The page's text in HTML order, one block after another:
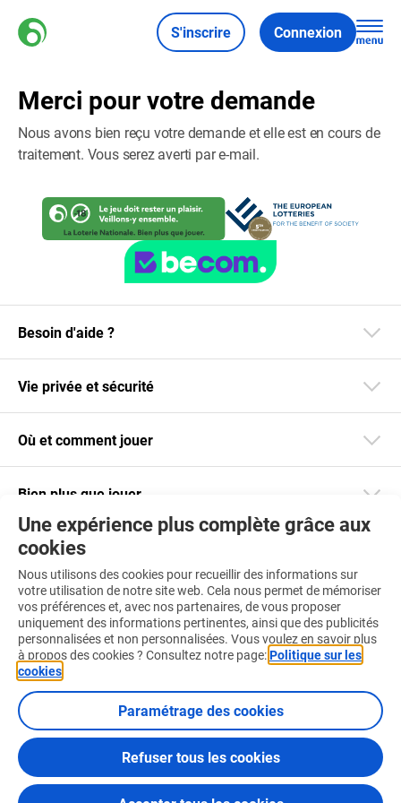
S'inscrire Connexion
Merci pour votre demande
Nous avons bien reçu votre demande et elle est en cours de
traitement. Vous serez averti par e-mail.
Une expérience plus complète grâce aux
cookies
Nous utilisons des cookies pour recueillir des informations sur
votre utilisation de notre site web. Cela nous permet de mémoriser
vos préférences et, avec nos partenaires, de vous proposer
uniquement des informations pertinentes, ainsi que des publicités
personnalisées et non personnalisées. Vous voulez en savoir plus
à propos des cookies ? Consultez notre page:Politique sur les
cookies
Paramétrage des cookies
Refuser tous les cookies
Besoin d'aide ?
Vie privée et sécurité
Où et comment jouer
Bien plus que jouer
Téléchargez notre app
Conditions d'utilisation Politique sur les cookies